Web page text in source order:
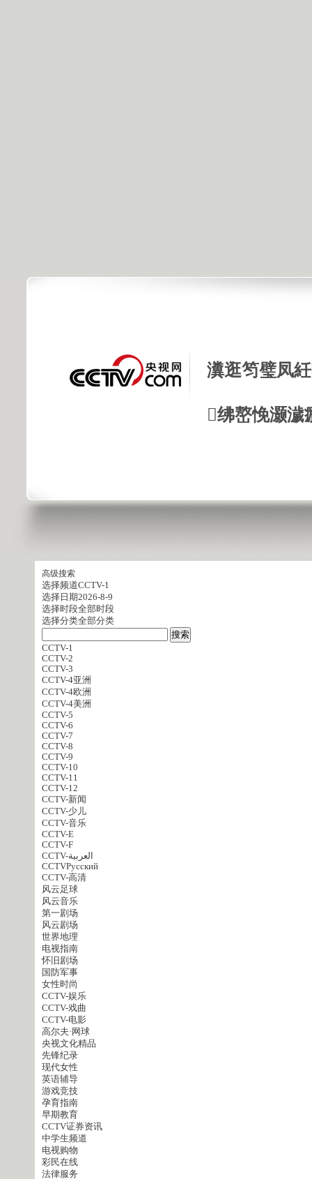
瀵逛笉璧凤
绋嶅悗灏
高级搜索
选择频道CCTV-1
选择日期2026-8-9
选择时段全部时段
选择分类全部分类
CCTV-1
CCTV-2
CCTV-3
CCTV-4亚洲
CCTV-4欧洲
CCTV-4美洲
CCTV-5
CCTV-6
CCTV-7
CCTV-8
CCTV-9
CCTV-10
CCTV-11
CCTV-12
CCTV-新闻
CCTV-少儿
CCTV-音乐
CCTV-E
CCTV-F
CCTV-العربية
CCTVPусский
CCTV-高清
风云足球
风云音乐
第一剧场
风云剧场
世界地理
电视指南
怀旧剧场
国防军事
女性时尚
CCTV-娱乐
CCTV-戏曲
CCTV-电影
高尔夫·网球
央视文化精品
先锋纪录
现代女性
英语辅导
游戏竞技
孕育指南
早期教育
CCTV证券资讯
中学生频道
电视购物
彩民在线
法律服务